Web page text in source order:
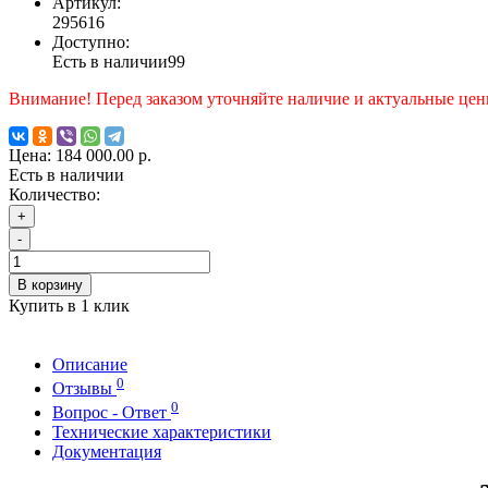
295616
Доступно:
Есть в наличии99
Внимание! Перед заказом уточняйте наличие и актуальные
Цена: 184 000.00 р.
Есть в наличии
Количество:
+
-
В корзину
Купить в 1 клик
Описание
Отзывы 0
Вопрос - Ответ 0
Технические характеристики
Документация